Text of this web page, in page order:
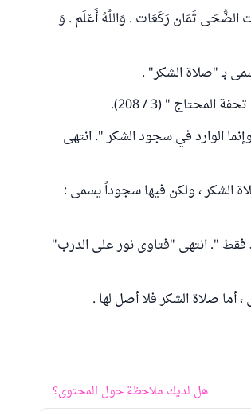
الضُّحَى ثَمَان رَكَعَات . وَاللَّهُ أَعْلَم . وَ
بـ "صلاة الشكر" .
" (3 / 208).
الوارد في سجود الشكر ". انتهى
الشكر ، ولكن فيها سجوداً يسمى :
". انتهى "فتاوى نور على الدرب"
أما صلاة الشكر فلا أصل لها .
هل لديك ملاحظة حول المحتوى؟